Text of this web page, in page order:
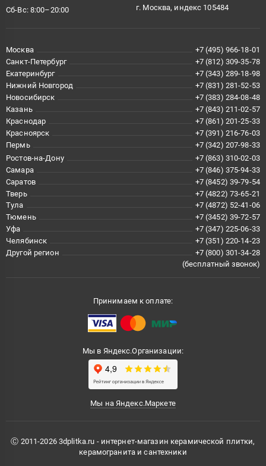
Сб-Вс: 8:00–20:00
г. Москва, индекс 105484
Москва
+7 (495) 966-18-01
Санкт-Петербург
+7 (812) 309-35-78
Екатеринбург
+7 (343) 289-18-98
Нижний Новгород
+7 (831) 281-52-53
Новосибирск
+7 (383) 284-08-48
Казань
+7 (843) 211-02-57
Краснодар
+7 (861) 201-25-33
Красноярск
+7 (391) 216-76-03
Пермь
+7 (342) 207-98-33
Ростов-на-Дону
+7 (863) 310-02-03
Самара
+7 (846) 375-94-33
Саратов
+7 (8452) 39-79-54
Тверь
+7 (4822) 73-65-21
Тула
+7 (4872) 52-41-06
Тюмень
+7 (3452) 39-72-57
Уфа
+7 (347) 225-06-33
Челябинск
+7 (351) 220-14-23
Другой регион
+7 (800) 301-34-28
(бесплатный звонок)
Принимаем к оплате:
Мы в Яндекс.Организации:
Мы на Яндекс.Маркете
Ⓒ 2011-2026 3dplitka.ru - интернет-магазин керамической плитки,
керамогранита и сантехники